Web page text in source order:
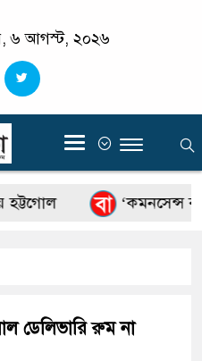
৬ আগস্ট, ২০২৬
‍
‘কমনসেন্স
ডেলিভারি রুম না